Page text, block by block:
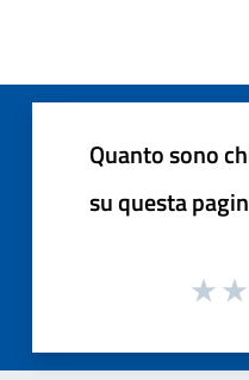
Quanto sono
su questa